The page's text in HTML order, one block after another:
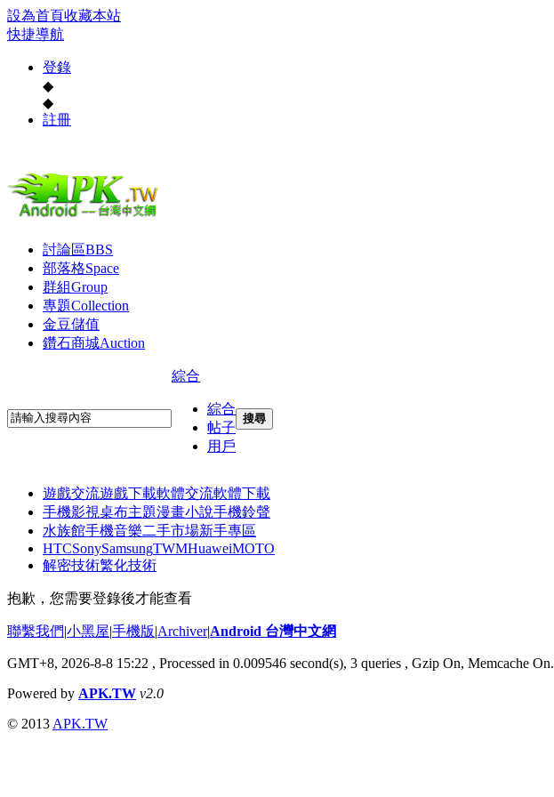
設為首頁收藏本站
快捷導航
登錄
◆
◆
註冊
討論區BBS
部落格Space
群組Group
專題Collection
金豆儲值
鑽石商城Auction
綜合
綜合
帖子
用戶
搜尋
遊戲交流遊戲下載軟體交流軟體下載
手機影視桌布主題漫畫小說手機鈴聲
水族館手機音樂二手市場新手專區
HTCSonySamsungTWMHuaweiMOTO
解密技術繁化技術
抱歉，您需要登錄後才能查看
聯繫我們|小黑屋|手機版|Archiver|Android 台灣中文網
GMT+8, 2026-8-8 15:22 , Processed in 0.009546 second(s), 3 queries , Gzip On, Memcache On.
Powered by APK.TW v2.0
© 2013 APK.TW